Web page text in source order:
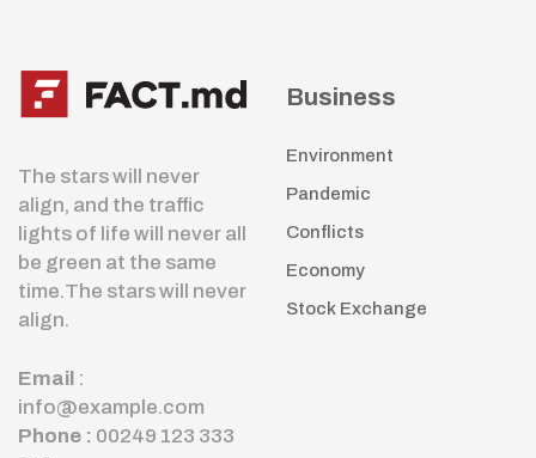
The stars will never
align, and the traffic
lights of life will never all
be green at the same
time.The stars will never
align.
Email :
info@example.com
Phone : 00249 123 333
Business
Environment
Pandemic
Conflicts
Economy
Stock Exchange